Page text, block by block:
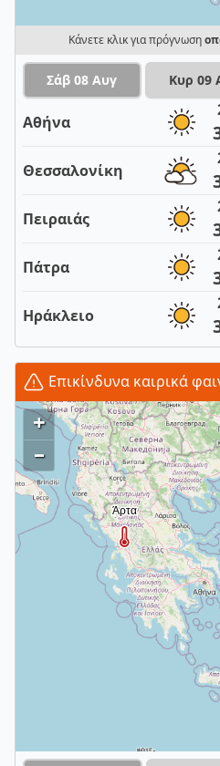
Κάνετε κλικ για πρόγνωση
Σάβ 08 Αυγ Κυρ 09
Αθήνα
Θεσσαλονίκη
Πειραιάς
Πάτρα
Ηράκλειο
Επικίνδυνα καιρικά
+
–